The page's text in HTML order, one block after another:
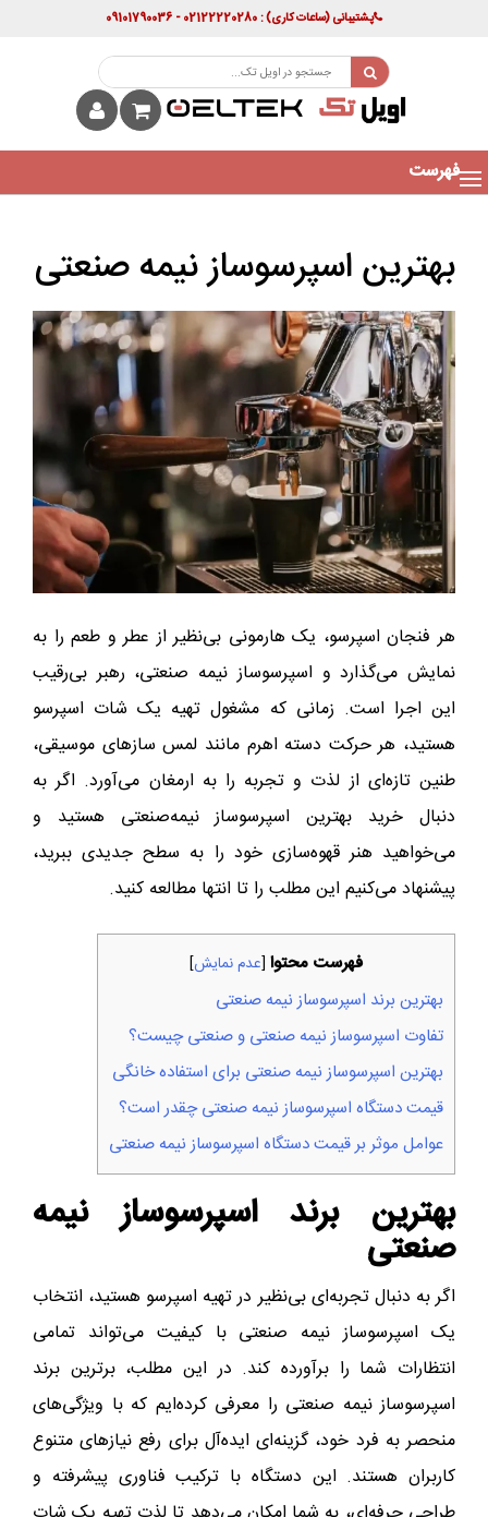
پشتیبانی(ساعات کاری): 02122220280 - 09101790036
فهرست
بهترین اسپرسوساز نیمه صنعتی
هر فنجان اسپرسو، یک هارمونی بی‌نظیر از عطر و طعم را به
نمایش می‌گذارد و اسپرسوساز نیمه‌ صنعتی، رهبر بی‌رقیب
این اجرا است. زمانی که مشغول تهیه یک شات اسپرسو
هستید، هر حرکت دسته اهرم مانند لمس سازهای موسیقی،
طنین تازه‌ای از لذت و تجربه را به ارمغان می‌آورد. اگر به
دنبال خرید بهترین اسپرسوساز نیمه‌صنعتی هستید و
می‌خواهید هنر قهوه‌سازی خود را به سطح جدیدی ببرید،
پیشنهاد می‌کنیم این مطلب را تا انتها مطالعه کنید.
فهرست محتوا [عدم نمایش]
بهترین برند اسپرسوساز نیمه صنعتی
تفاوت اسپرسوساز نیمه‌ صنعتی و صنعتی چیست؟
بهترین اسپرسوساز نیمه‌ صنعتی برای استفاده خانگی
قیمت دستگاه اسپرسوساز نیمه‌ صنعتی چقدر است؟
عوامل موثر بر قیمت دستگاه اسپرسوساز نیمه‌ صنعتی
بهترین برند اسپرسوساز نیمه
صنعتی
اگر به دنبال تجربه‌ای بی‌نظیر در تهیه اسپرسو هستید، انتخاب
یک اسپرسوساز نیمه‌ صنعتی با کیفیت می‌تواند تمامی
انتظارات شما را برآورده کند. در این مطلب، برترین برند
اسپرسوساز نیمه‌ صنعتی را معرفی کرده‌ایم که با ویژگی‌های
منحصر به فرد خود، گزینه‌ای ایده‌آل برای رفع نیازهای متنوع
کاربران هستند. این دستگاه‌ با ترکیب فناوری پیشرفته و